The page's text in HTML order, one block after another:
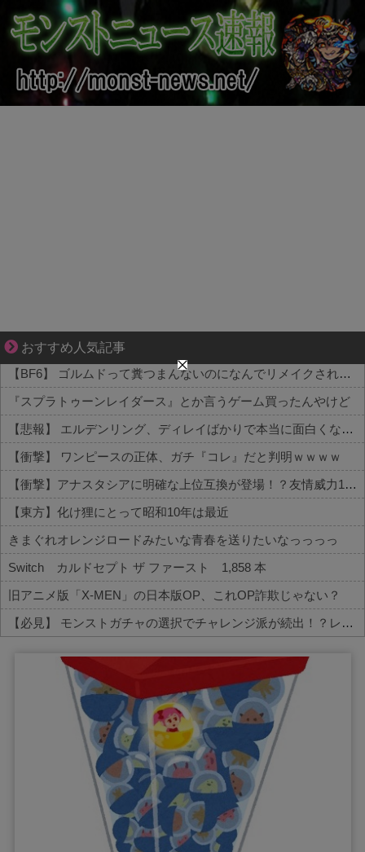
おすすめ人気記事
【マンガ】バラシ屋トシヤの漫画セレクション
【BF6】 ゴルムドって糞つまんないのになんでリメイクされたの？
『スプラトゥーンレイダース』とか言うゲーム買ったんやけど
【悲報】 エルデンリング、ディレイばかりで本当に面白くないこのゲーム←賛同の声が多数…
【衝撃】 ワンピースの正体、ガチ『コレ』だと判明ｗｗｗｗ
【衝撃】アナスタシアに明確な上位互換が登場！？友情威力10倍級のバケモン性能
【東方】化け狸にとって昭和10年は最近
きまぐれオレンジロードみたいな青春を送りたいなっっっっ
Switch カルドセプト ザ ファースト 1,858 本
旧アニメ版「X-MEN」の日本版OP、これOP詐欺じゃない？
【必見】 モンストガチャの選択でチャレンジ派が続出！？レギュラーとの違いがコチラ
Powered by livedoor 相互RSS